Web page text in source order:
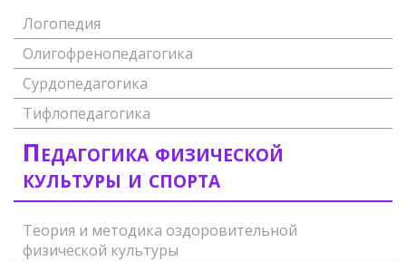
Логопедия
Олигофренопедагогика
Сурдопедагогика
Тифлопедагогика
Педагогика физической
культуры и спорта
Теория и методика оздоровительной
физической культуры